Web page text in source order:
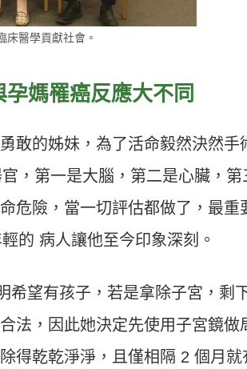
床醫學貢獻社會。
媽罹癌反應大不同
敢的姊妹，為了活命毅然決然手
，第一是大腦，第二是心臟，第
危險，當一切評估都做了，最重
的 病人讓他至今印象深刻。
希望有孩子，若是拿除子宮，剩
法，因此她決定先使用子宮鏡做
得乾乾淨淨，且僅相隔 2 個月就